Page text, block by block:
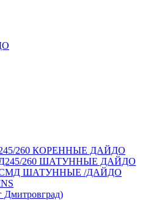
260 КОРЕННЫЕ ДАЙДО
260 ШАТУННЫЕ ДАЙДО
ШАТУННЫЕ /ДАЙДО